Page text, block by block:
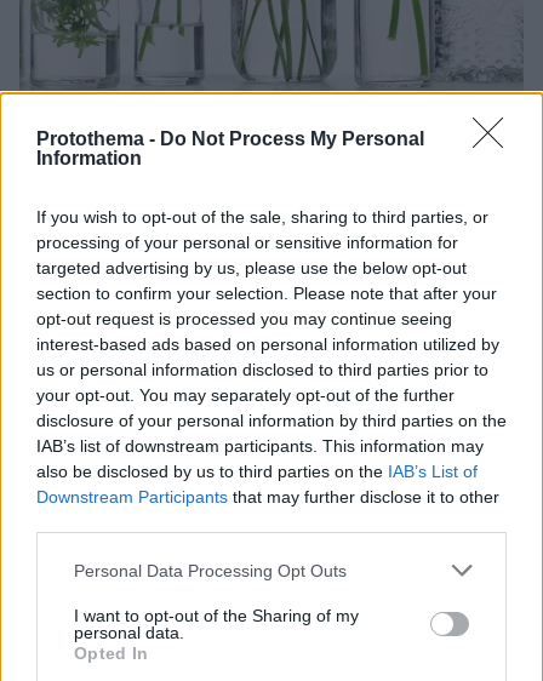
Protothema - Do Not Process My Personal
Information
If you wish to opt-out of the sale, sharing to third parties, or
processing of your personal or sensitive information for
targeted advertising by us, please use the below opt-out
section to confirm your selection. Please note that after your
opt-out request is processed you may continue seeing
interest-based ads based on personal information utilized by
us or personal information disclosed to third parties prior to
your opt-out. You may separately opt-out of the further
disclosure of your personal information by third parties on the
IAB’s list of downstream participants. This information may
also be disclosed by us to third parties on the IAB’s List of
Downstream Participants that may further disclose it to other
Please note that this website/app uses one or more Google
not limited to your visit or usage behaviour. You may click to
grant or deny consent to Google and its third-party tags to
use your data for below specified purposes in below Google
Personal Data Processing Opt Outs
I want to opt-out of the Sharing of my
personal data.
Opted In
Η «συνταγή» επιτυχίας του CRETAN IAMA, τρία
αρωματικά κρητικά βότανα (δίκταμο, θυμάρι,
φασκόμηλο) μέσα σε extra παρθένο ελαιόλαδο και
σε συνδυασμό με βιταμίνη D3, επιβεβαιώνεται από
δύο ακόμα νέες μελέτες ως πολύτιμος σύμμαχος του
οργανισμού ενάντια στις χειμωνιάτικες ιώσεις του
ανώτερου αναπνευστικού, θωρακίζοντας την άμυνα
και επιταχύνοντας την ανάρρωση.
29.11.2023, 11:29